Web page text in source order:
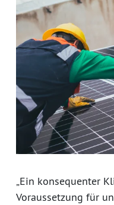
„Ein konsequenter
Voraussetzung für